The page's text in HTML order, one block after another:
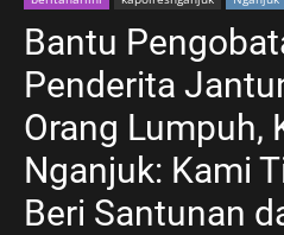
Bantu
Penderita
Orang Lumpuh,
Nganjuk: Kami
Beri Santunan